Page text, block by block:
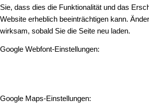
Sie, dass dies die Funktionalität und das
Website erheblich beeinträchtigen kann.
wirksam, sobald Sie die Seite neu laden.
Google Webfont-Einstellungen:
Google Maps-Einstellungen: